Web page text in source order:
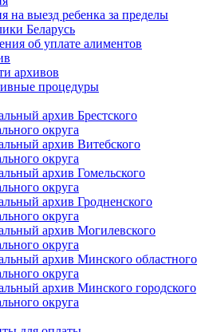
на выезд ребенка за пределы
Беларусь
об уплате алиментов
архивов
процедуры
архив Брестского
округа
архив Витебского
округа
архив Гомельского
округа
архив Гродненского
округа
архив Могилевского
округа
архив Минского областного
округа
архив Минского городского
округа